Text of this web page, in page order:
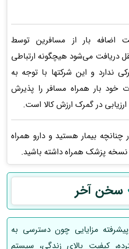
اضافه بار از مسافرین توسط
می‌شود هیچگونه ارتباطی
ندارد و این شرکتها با توجه به
خود بار همراه مسافر را پذیرش
در گمرک ارزش کالا است.
بیمار هستید و دارو همراه
نسخه پزشک همراه داشته باشید.
سخن آخر
مزایایی چون دسترسی به
کیفیت بالای زندگی، سیستم